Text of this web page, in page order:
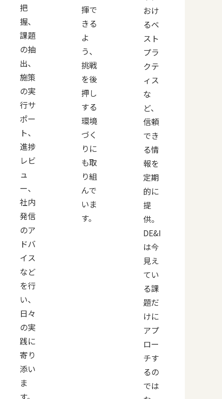
把
握、
課題
の抽
出、
施策
の実
行サ
ポー
ト、
進捗
レビ
ュ
ー、
社内
発信
のア
ドバ
イス
など
を行
い、
日々
の実
践に
寄り
添い
ま
揮で
きる
よ
う、
挑戦
を後
押し
する
環境
づく
りに
も取
り組
んで
いま
す。
おけ
るベ
スト
プラ
クテ
ィス
な
ど、
信頼
でき
る情
報を
定期
的に
提
供。
DE&I
は今
見え
てい
る課
題だ
けに
アプ
ロー
チす
るの
では